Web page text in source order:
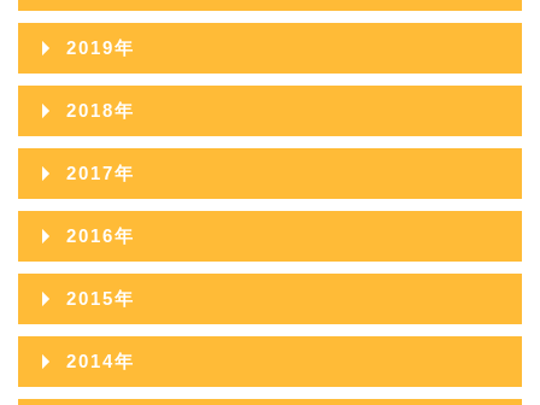
2022年10月
2022年09月
2022年08月
2022年07月
2022年06月
2022年05月
2022年03月
2021年11月
2021年10月
2021年09月
2021年08月
2021年07月
2021年06月
2021年05月
2020年12月
2020年11月
2020年10月
2020年09月
2020年08月
2020年07月
2020年06月
2020年05月
2019年
2019年12月
2019年11月
2019年10月
2019年09月
2019年08月
2019年07月
2018年
2018年12月
2018年11月
2018年10月
2018年09月
2018年08月
2017年
2017年12月
2017年11月
2017年10月
2017年09月
2016年
2016年12月
2016年11月
2016年10月
2015年
2015年12月
2015年11月
2014年